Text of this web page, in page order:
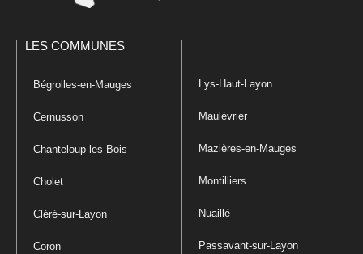
LES COMMUNES
Bégrolles-en-Mauges
Cernusson
Chanteloup-les-Bois
Cholet
Cléré-sur-Layon
Coron
Lys-Haut-Layon
Maulévrier
Mazières-en-Mauges
Montilliers
Nuaillé
Passavant-sur-Layon